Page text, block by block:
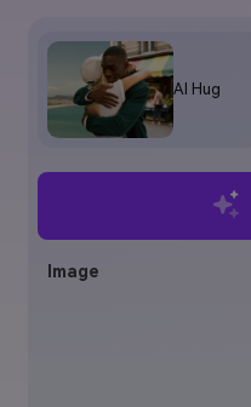
AI Hug
Image